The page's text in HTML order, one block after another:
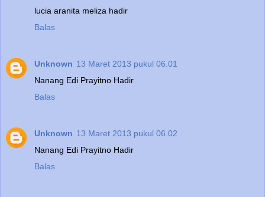
lucia aranita meliza hadir
Balas
Unknown 13 Maret 2013 pukul 06.01
Nanang Edi Prayitno Hadir
Balas
Unknown 13 Maret 2013 pukul 06.02
Nanang Edi Prayitno Hadir
Balas